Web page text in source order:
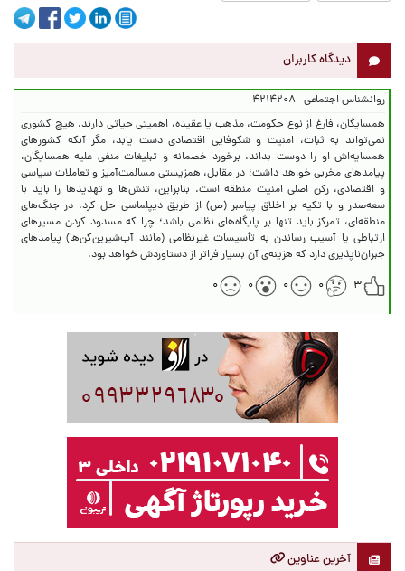
دیدگاه کاربران
روانشناس اجتماعی ۴۲۱۴۲۰۸
همسایگان، فارغ از نوع حکومت، مذهب یا عقیده، اهمیتی حیاتی دارند. هیچ کشوری
نمی‌تواند به ثبات، امنیت و شکوفایی اقتصادی دست یابد، مگر آنکه کشورهای
همسایه‌اش او را دوست بداند. برخورد خصمانه و تبلیغات منفی علیه همسایگان،
پیامدهای مخربی خواهد داشت؛ در مقابل، همزیستی مسالمت‌آمیز و تعاملات سیاسی
و اقتصادی، رکن اصلی امنیت منطقه است. بنابراین، تنش‌ها و تهدیدها را باید با
سعه‌صدر و با تکیه بر اخلاق پیامبر (ص) از طریق دیپلماسی حل کرد. در جنگ‌های
منطقه‌ای، تمرکز باید تنها بر پایگاه‌های نظامی باشد؛ چرا که مسدود کردن مسیرهای
ارتباطی یا آسیب رساندن به تأسیسات غیرنظامی (مانند آب‌شیرین‌کن‌ها) پیامدهای
جبران‌ناپذیری دارد که هزینه‌ی آن بسیار فراتر از دستاوردش خواهد بود.
۳
۰ ۰ ۰ ۰
آخرین عناوین